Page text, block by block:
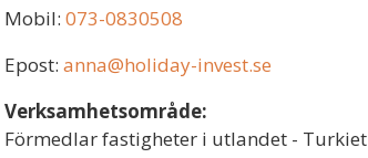
Mobil: 073-0830508
Epost: anna@holiday-invest.se
Verksamhetsområde:
Förmedlar fastigheter i utlandet - Turkiet